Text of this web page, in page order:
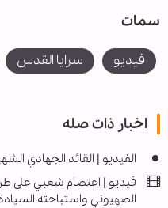
سمات
فیدیو سرايا القدس
اخبار ذات صله
الفيديو | القائد الجهادي
فيديو | اعتصام شعبي على
الصهيوني واستباحته